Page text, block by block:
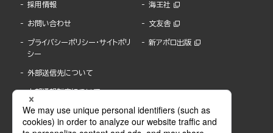
採用情報
お問い合わせ
プライバシーポリシー・サイトポリ
シー
外部送信先について
内部通報制度について
海王社
文友舎
新アポロ出版